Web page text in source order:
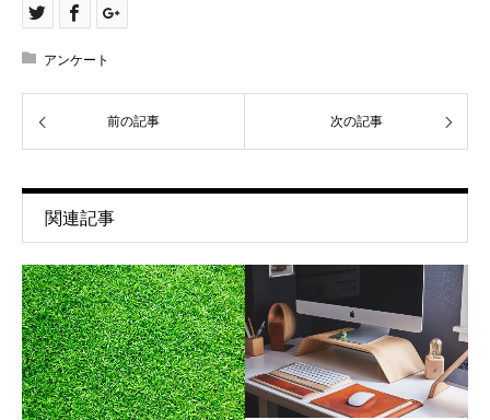
アンケート
前の記事 次の記事
関連記事